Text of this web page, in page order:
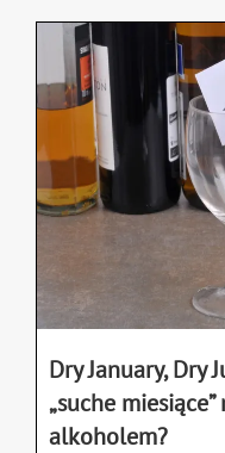
Dry January, Dry
„suche
alkoholem?